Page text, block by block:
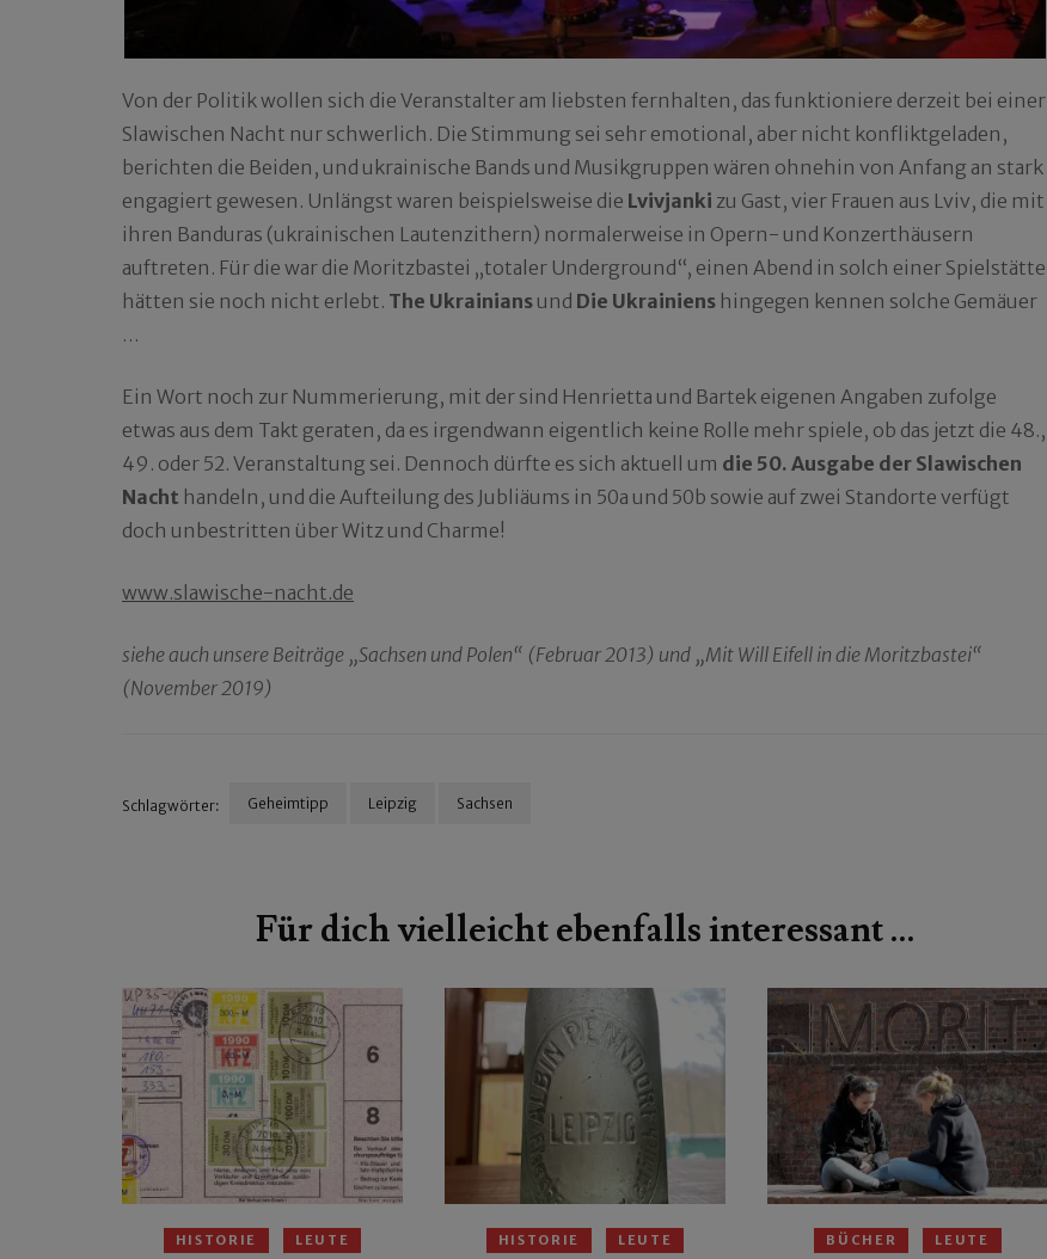
Von der Politik wollen sich die Veranstalter am liebsten fernhalten, das funktioniere derzeit bei einer
Slawischen Nacht nur schwerlich. Die Stimmung sei sehr emotional, aber nicht konfliktgeladen,
berichten die Beiden, und ukrainische Bands und Musikgruppen wären ohnehin von Anfang an stark
engagiert gewesen. Unlängst waren beispielsweise die Lvivjanki zu Gast, vier Frauen aus Lviv, die mit
ihren Banduras (ukrainischen Lautenzithern) normalerweise in Opern- und Konzerthäusern
auftreten. Für die war die Moritzbastei „totaler Underground“, einen Abend in solch einer Spielstätte
hätten sie noch nicht erlebt. The Ukrainians und Die Ukrainiens hingegen kennen solche Gemäuer
…
Ein Wort noch zur Nummerierung, mit der sind Henrietta und Bartek eigenen Angaben zufolge
etwas aus dem Takt geraten, da es irgendwann eigentlich keine Rolle mehr spiele, ob das jetzt die 48.,
49. oder 52. Veranstaltung sei. Dennoch dürfte es sich aktuell um die 50. Ausgabe der Slawischen
Nacht handeln, und die Aufteilung des Jubliäums in 50a und 50b sowie auf zwei Standorte verfügt
doch unbestritten über Witz und Charme!
www.slawische-nacht.de
siehe auch unsere Beiträge „Sachsen und Polen“ (Februar 2013) und „Mit Will Eifell in die Moritzbastei“
(November 2019)
Schlagwörter: Geheimtipp Leipzig Sachsen
Für dich vielleicht ebenfalls interessant …
HISTORIE LEUTE HISTORIE LEUTE BÜCHER LEUTE